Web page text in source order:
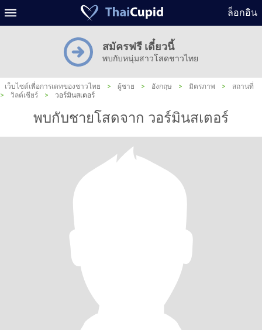
ล็อกอิน
สมัครฟรี เดี๋ยวนี้
พบกับหนุ่มสาวโสดชาวไทย
เว็บไซต์เพื่อการเดทของชาวไทย > ผู้ชาย > อังกฤษ > มิตรภาพ >
สถานที่
>
วิลต์เชียร์ > วอร์มินสเตอร์
พบกับชายโสดจาก วอร์มินสเตอร์